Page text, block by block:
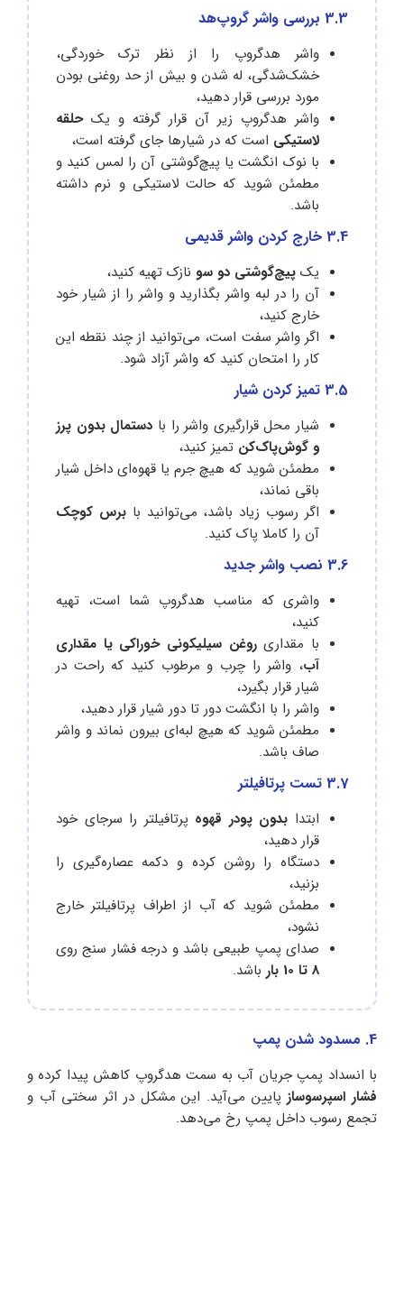
3.3 بررسی واشر گروپ‌هد
واشر هدگروپ را از نظر ترک خوردگی،
خشک‌شدگی، له شدن و بیش از حد روغنی بودن
مورد بررسی قرار دهید،
واشر هدگروپ زیر آن قرار گرفته و یکحلقه
لاستیکی است که در شیارها جای گرفته است،
با نوک انگشت یا پیچ‌گوشتی آن را لمس کنید و
مطمئن شوید که حالت لاستیکی و نرم داشته
باشد.
3.4 خارج کردن واشر قدیمی
یک پیچ‌گوشتی دو سو نازک تهیه کنید،
آن را در لبه واشر بگذارید و واشر را از شیار خود
خارج کنید،
اگر واشر سفت است، می‌توانید از چند نقطه این
کار را امتحان کنید که واشر آزاد شود.
3.5 تمیز کردن شیار
شیار محل قرارگیری واشر را با دستمال بدون پرز
و گوش‌پاک‌کن تمیز کنید،
مطمئن شوید که هیچ جرم یا قهوه‌ای داخل شیار
باقی نماند،
اگر رسوب زیاد باشد، می‌توانید بابرس کوچک
آن را کاملا پاک کنید.
3.6 نصب واشر جدید
واشری که مناسب هدگروپ شما است، تهیه
کنید،
با مقداریروغن سیلیکونی خوراکی یا مقداری
آب، واشر را چرب و مرطوب کنید که راحت در
شیار قرار بگیرد،
واشر را با انگشت دور تا دور شیار قرار دهید،
مطمئن شوید که هیچ لبه‌ای بیرون نماند و واشر
صاف باشد.
3.7 تست پرتافیلتر
ابتدا بدون پودر قهوه پرتافیلتر را سرجای خود
قرار دهید،
دستگاه را روشن کرده و دکمه عصاره‌گیری را
بزنید،
مطمئن شوید که آب از اطراف پرتافیلتر خارج
نشود،
صدای پمپ طبیعی باشد و درجه فشار سنج روی
8 تا 10 بار
باشد.
4. مسدود شدن پمپ
با انسداد پمپ جریان آب به سمت هدگروپ کاهش پیدا کرده و
فشار اسپرسوسازپایین می‌آید. این مشکل در اثر سختی آب و
تجمع رسوب داخل پمپ رخ می‌دهد.